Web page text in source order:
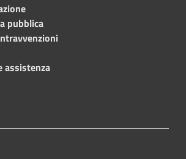
pubblica
assistenza